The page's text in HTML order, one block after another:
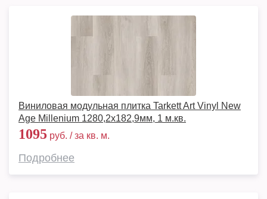
Виниловая модульная плитка Tarkett Art Vinyl New
Age Millenium 1280,2х182,9мм, 1 м.кв.
1095 руб. / за кв. м.
Подробнее